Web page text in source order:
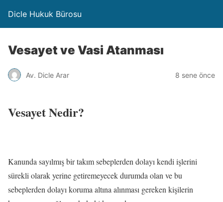
Dicle Hukuk Bürosu
Vesayet ve Vasi Atanması
Av. Dicle Arar 8 sene önce
Vesayet Nedir?
Kanunda sayılmış bir takım sebeplerden dolayı kendi işlerini
sürekli olarak yerine getiremeyecek durumda olan ve bu
sebeplerden dolayı koruma altına alınması gereken kişilerin